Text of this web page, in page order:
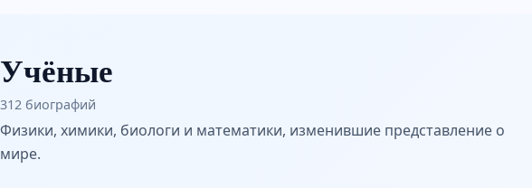
Учёные
312 биографий
Физики, химики, биологи и математики, изменившие представление о
мире.